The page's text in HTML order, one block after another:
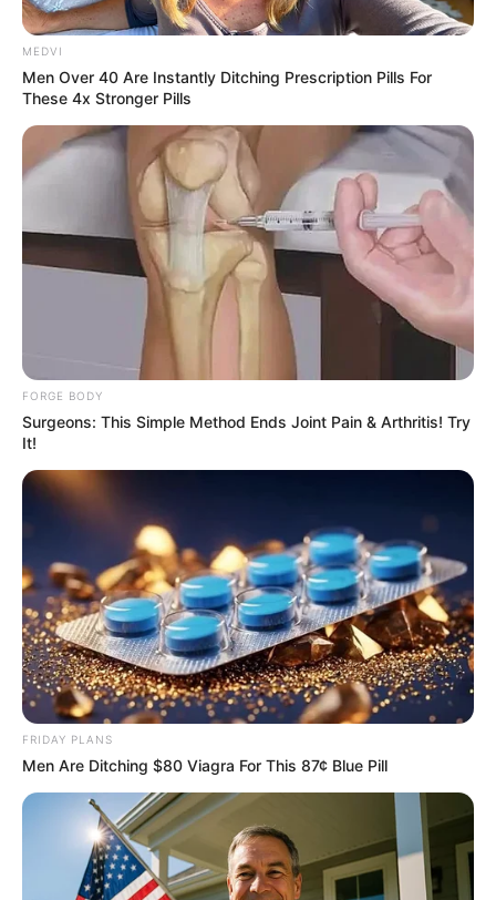
'The OC' Cast Then And Now - Where Are They 20
Years Later?
Plastic Surgery Splurge: Instagram Model's Quest
For Barbie Looks
Did They Lie To Us In This Movie?
BRAINBERRIES
MEDVI
Men Over 40 Are Instantly Ditching Prescription Pills For
These 4x Stronger Pills
FORGE BODY
Surgeons: This Simple Method Ends Joint Pain & Arthritis! Try
It!
FRIDAY PLANS
Men Are Ditching $80 Viagra For This 87¢ Blue Pill